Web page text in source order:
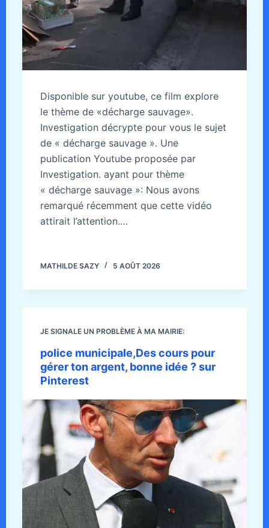
Disponible sur youtube, ce film explore
le thème de «décharge sauvage».
Investigation décrypte pour vous le sujet
de « décharge sauvage ». Une
publication Youtube proposée par
Investigation. ayant pour thème
« décharge sauvage »: Nous avons
remarqué récemment que cette vidéo
attirait l’attention.…
MATHILDE SAZY 5 AOÛT 2026
JE SIGNALE UN PROBLÈME À MA MAIRIE:
police municipale,Des cours pour
gérer ton argent, bonne idée ? sur
Pinterest